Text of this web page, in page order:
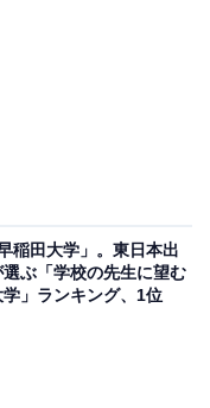
えた人が学ぶ大学
などの声が寄せら
稲田大学」。東日本出
ぶ「学校の先生に望む
学」ランキング、1位